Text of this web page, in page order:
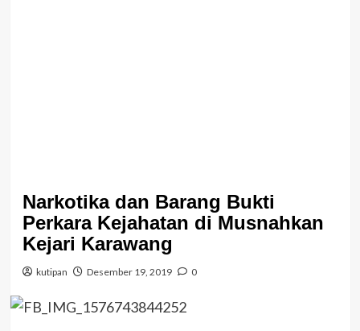
Narkotika dan Barang Bukti
Perkara Kejahatan di Musnahkan
Kejari Karawang
kutipan Desember 19, 2019 0